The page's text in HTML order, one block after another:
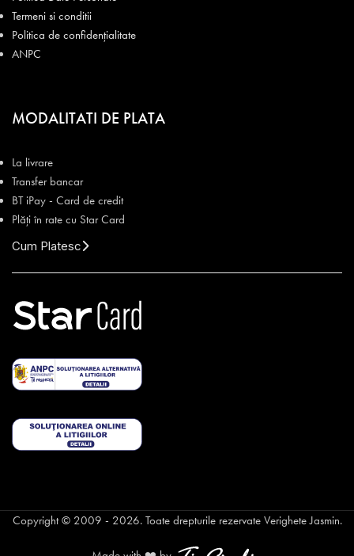
Termeni si conditii
Politica de confidențialitate
ANPC
MODALITATI DE PLATA
La livrare
Transfer bancar
BT iPay - Card de credit
Plăți în rate cu Star Card
Cum Platesc
Copyright © 2009 - 2026. Toate drepturile rezervate Verighete Jasmin.